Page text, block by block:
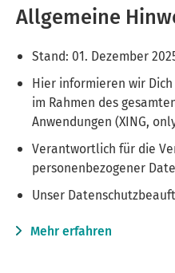
Allgemeine
Stand: 01. Dezember
Hier informieren wir
im Rahmen des
Anwendungen (XING,
Verantwortlich für die
personenbezogener
Unser
Mehr erfahren